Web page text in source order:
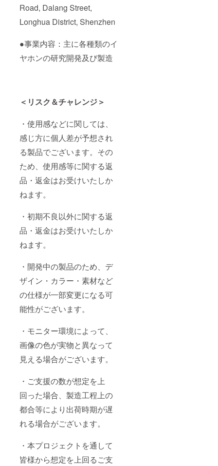
Road, Dalang Street,
Longhua District, Shenzhen
●事業内容：主に各種類のイ
ヤホンの研究開発及び製造
＜リスク＆チャレンジ＞
・使用感などに関しては、
感じ方に個人差が予想され
る製品でございます。その
ため、使用感等に関する返
品・返金はお受けいたしか
ねます。
・初期不良以外に関する返
品・返金はお受けいたしか
ねます。
・開発中の製品のため、デ
ザイン・カラー・素材など
の仕様が一部変更になる可
能性がございます。
・モニター環境によって、
画像の色が実物と異なって
見える場合がございます。
・ご支援の数が想定を上
回った場合、製造工程上の
都合等により出荷時期が遅
れる場合がございます。
・本プロジェクトを通して
皆様から想定を上回るご支